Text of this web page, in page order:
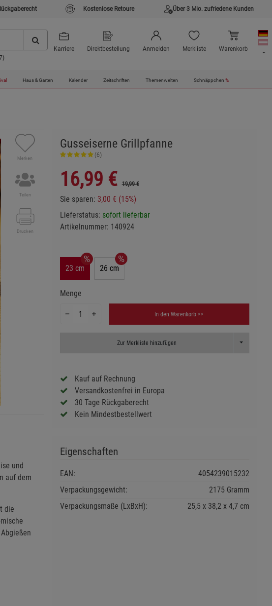
Kostenlose Retoure Über 3 Mio. zufriedene Kunden
Karriere Direktbestellung Anmelden Merkliste Warenkorb
Haus & Garten Kalender Zeitschriften Themenwelten Schnäppchen %
Merken
Teilen
Drucken
Gusseiserne Grillpfanne
(6)
16,99 € 19,99 €
Sie sparen: 3,00 € (15%)
Lieferstatus: sofort lieferbar
Artikelnummer: 140924
23 cm 26 cm
Menge
In den Warenkorb >>
Zur Merkliste hinzufügen Toggle
Kauf auf Rechnung
Versandkostenfrei in Europa
30 Tage Rückgaberecht
Kein Mindestbestellwert
und
auf dem
die
Eigenschaften
EAN:
4054239015232
Verpackungsgewicht:
2175 Gramm
Verpackungsmaße (LxBxH):
25,5 38,2 4,7 cm